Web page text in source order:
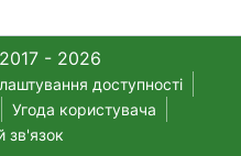
- 2026
доступності
Угода користувача
зв'язок